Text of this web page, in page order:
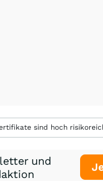
sind hoch
und